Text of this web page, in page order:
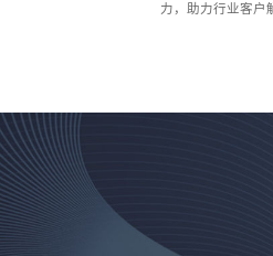
力，助力行业客户